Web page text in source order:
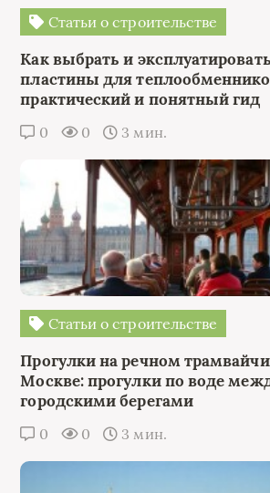
Статьи о строительстве
Как выбрать и эксплуатировать
пластины для
практический и понятный гид
0 0 3 мин.
Статьи о строительстве
Прогулки на речном
Москве: прогулки по воде
городскими берегами
0 0 3 мин.